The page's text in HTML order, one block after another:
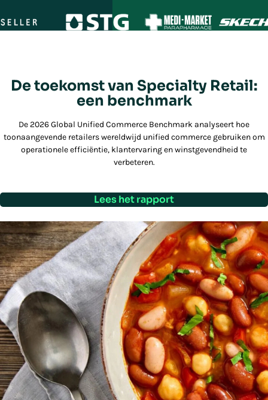
De toekomst van Specialty Retail:
een benchmark
De 2026 Global Unified Commerce Benchmark analyseert hoe
toonaangevende retailers wereldwijd unified commerce gebruiken om
operationele efficiëntie, klantervaring en winstgevendheid te
verbeteren.
Lees het rapport